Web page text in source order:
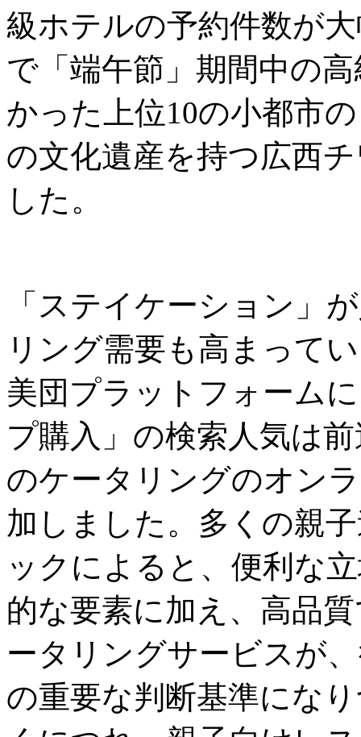
級ホテルの予約件数が
で「端午節」期間中の
かった上位10の小都市
の文化遺産を持つ広西
した。
「ステイケーション」
リング需要も高まって
美団プラットフォーム
プ購入」の検索人気は
のケータリングのオン
加しました。多くの親
ックによると、便利な
的な要素に加え、高品
ータリングサービスが
の重要な判断基準にな